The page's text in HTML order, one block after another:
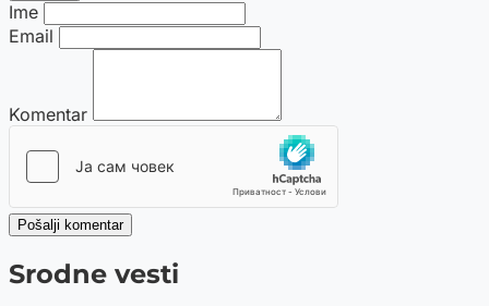
Ime
Email
Komentar
Pošalji komentar
Srodne vesti